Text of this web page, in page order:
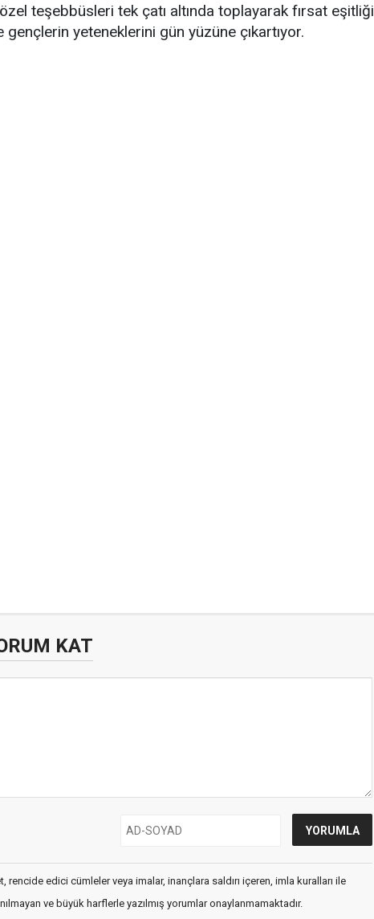
teşebbüsleri tek çatı altında toplayarak fırsat eşitliği
gençlerin yeteneklerini gün yüzüne çıkartıyor.
KAT
rencide edici cümleler veya imalar, inançlara saldırı içeren, imla kuralları ile
ve büyük harflerle yazılmış yorumlar onaylanmamaktadır.